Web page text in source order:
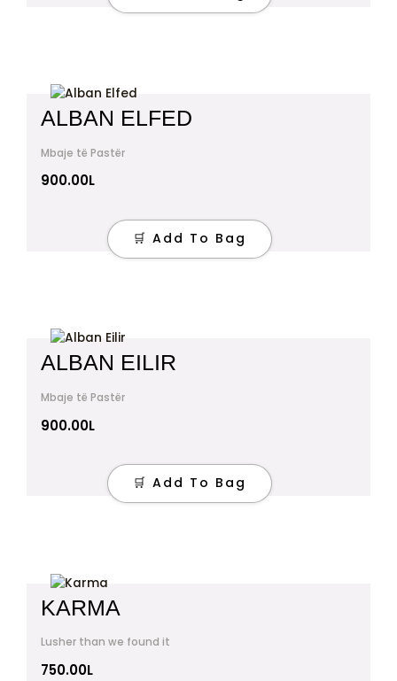
ALBAN ELFED
Mbaje të Pastër
900.00L
🛒 Add To Bag
ALBAN EILIR
Mbaje të Pastër
900.00L
🛒 Add To Bag
KARMA
Lusher than we found it
750.00L